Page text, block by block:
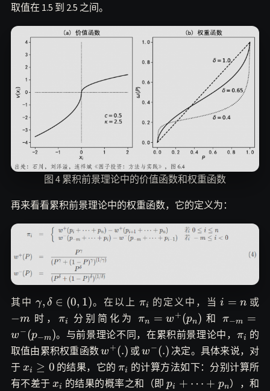
取值在 1.5 到 2.5 之间。
图 4 累积前景理论中的价值函数和权重函数
再来看看累积前景理论中的权重函数，它的定义为：
其中 \gamma,
\delta\in(0,
γ, δ ∈ (0, 1)。在以上 \pi_i
πi 的定义中，当i=n
i = n 或
−m 时， \pi_i
πi 分别简化为 \pi_{n}=w^+
(p_n)
πn = w+(pn) 和 \pi_{-
m}=w^-
(p_{-
m})
π−m =
w−(p−m)。与前景理论不同，在累积前景理论中， \pi_i
πi 的
取值由累积权重函数w^+
(.)
w+(.) 或w^-
(.)
w−(.)决定。具体来说，对
于x_i\ge
0
xi ≥ 0 的结果，它的 \pi_i
πi 的计算方法如下：分别计算所
有不差于x_i
xi 的结果的概率之和（即p_i+\cdots+p_n
pi + ⋯ + pn），和